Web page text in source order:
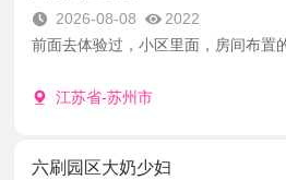
2026-08-08
2022
前面去体验过，小区里面，房间布置
江苏省-苏州市
六刷园区大奶少妇